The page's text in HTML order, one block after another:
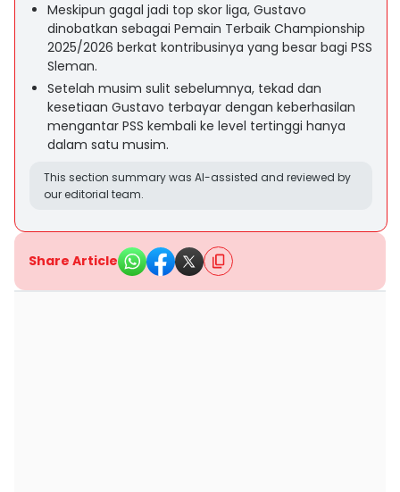
Meskipun gagal jadi top skor liga, Gustavo
dinobatkan sebagai Pemain Terbaik Championship
2025/2026 berkat kontribusinya yang besar bagi PSS
Sleman.
Setelah musim sulit sebelumnya, tekad dan
kesetiaan Gustavo terbayar dengan keberhasilan
mengantar PSS kembali ke level tertinggi hanya
dalam satu musim.
This section summary was AI-assisted and reviewed by
our editorial team.
Share Article